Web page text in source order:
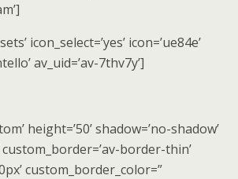
icon_select=’yes’ icon=’ue84e’
av_uid=’av-7thv7y’]
height=’50’ shadow=’no-shadow’
custom_border=’av-border-thin’
custom_border_color=”